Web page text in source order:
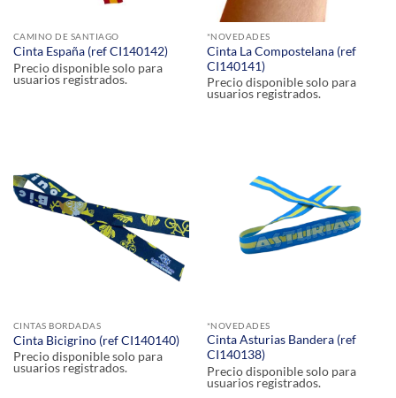
CAMINO DE SANTIAGO
Cinta España (ref CI140142)
Precio disponible solo para
usuarios registrados.
*NOVEDADES
Cinta La Compostelana (ref
CI140141)
Precio disponible solo para
usuarios registrados.
CINTAS BORDADAS
Cinta Bicigrino (ref CI140140)
Precio disponible solo para
usuarios registrados.
*NOVEDADES
Cinta Asturias Bandera (ref
CI140138)
Precio disponible solo para
usuarios registrados.